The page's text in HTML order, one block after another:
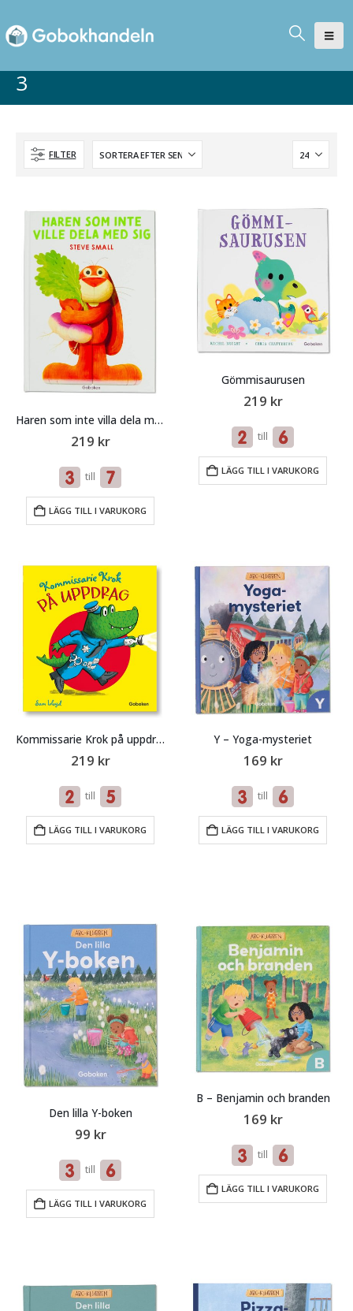
3
FILTER
Haren som inte villa dela med sig
219 kr
till
LÄGG TILL I VARUKORG
Gömmisaurusen
219 kr
till
LÄGG TILL I VARUKORG
Kommissarie Krok på uppdrag
219 kr
till
LÄGG TILL I VARUKORG
Y – Yoga-mysteriet
169 kr
till
LÄGG TILL I VARUKORG
Den lilla Y-boken
99 kr
till
LÄGG TILL I VARUKORG
B – Benjamin och branden
169 kr
till
LÄGG TILL I VARUKORG